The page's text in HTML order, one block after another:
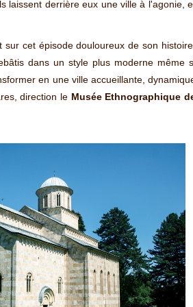
laissent derrière eux une ville à l'agonie,
cet épisode douloureux de son
dans un style plus moderne même
en une ville accueillante,
direction le Musée Ethnographique